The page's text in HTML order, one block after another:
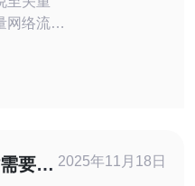
网络流量
它们的优
要注 2025年11月18日